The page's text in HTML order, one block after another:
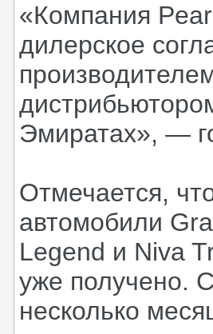
«Компания
дилерское
Эмиратах», —
Отмечается,
автомобили
Legend и Niva
уже получено.
несколько